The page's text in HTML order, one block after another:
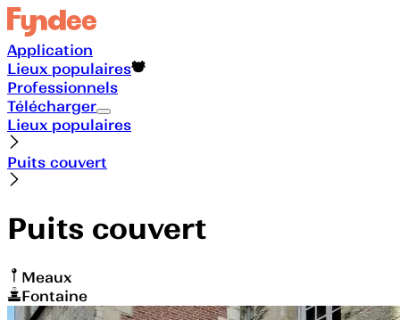
Application
Lieux populaires
Professionnels
Télécharger
Lieux populaires
Puits couvert
Puits couvert
Meaux
Fontaine